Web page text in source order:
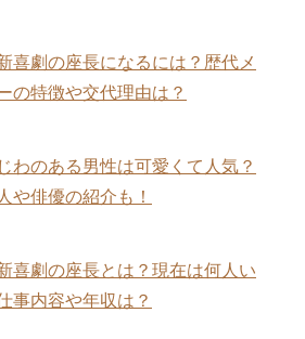
喜劇の座長になるには？歴代メ
の特徴や交代理由は？
わのある男性は可愛くて人気？
や俳優の紹介も！
喜劇の座長とは？現在は何人い
事内容や年収は？